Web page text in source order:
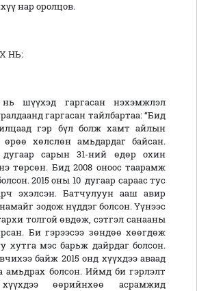
нар оролцов.
НЬ:
шүүхэд гаргасан нэхэмжлэл
гаргасан тайлбартаа: “Бид
гэр бүл болж хамт айлын
хөлслөн амьдардаг байсан.
сарын 31-ний өдөр охин
төрсөн. Бид 2008 оноос таарамж
2015 оны 10 дугаар сараас тус
эхэлсэн. Батчулуун ааш авир
зодож нүддэг болсон. Үүнээс
толгой өвдөж, сэтгэл санааны
Би гэрээсээ зөндөө хөөгдөж
хутга мэс барьж дайрдаг болсон.
байж 2015 онд хүүхдээ аваад
амьдрах болсон. Иймд би гэрлэлт
өөрийнхөө асрамжид